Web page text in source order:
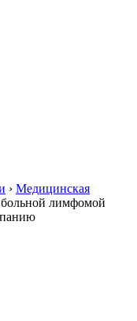
› Медицинская
лимфомой